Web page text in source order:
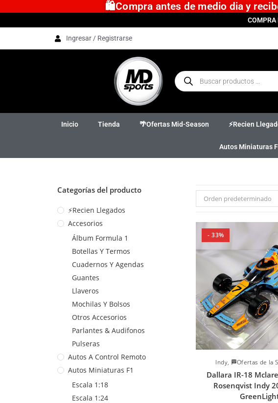
🛍️Compra antes de medio dia y
COMPRA
Ingresar / Registrarse
Inicio Tienda 🌴Ofertas Mid-Season ⚡Recien
Autos Miniaturas
Categorías del producto
⚡Recien Llegados
Accesorios
Álbum Formula 1
Botellas Y Termos
Cuadernos Y Agendas
Guantes
Llaveros
Mochilas Y Bolsos
Otros Accesorios
Parlantes & Audifonos
Pulseras
Autos A Control Remoto
Autos Miniaturas F1
Escala 1:18
Escala 1:24
Orden predeterminado
- 33%
Indy, 🏁Ofertas de la
Dallara IR-18
Rosenqvist Indy